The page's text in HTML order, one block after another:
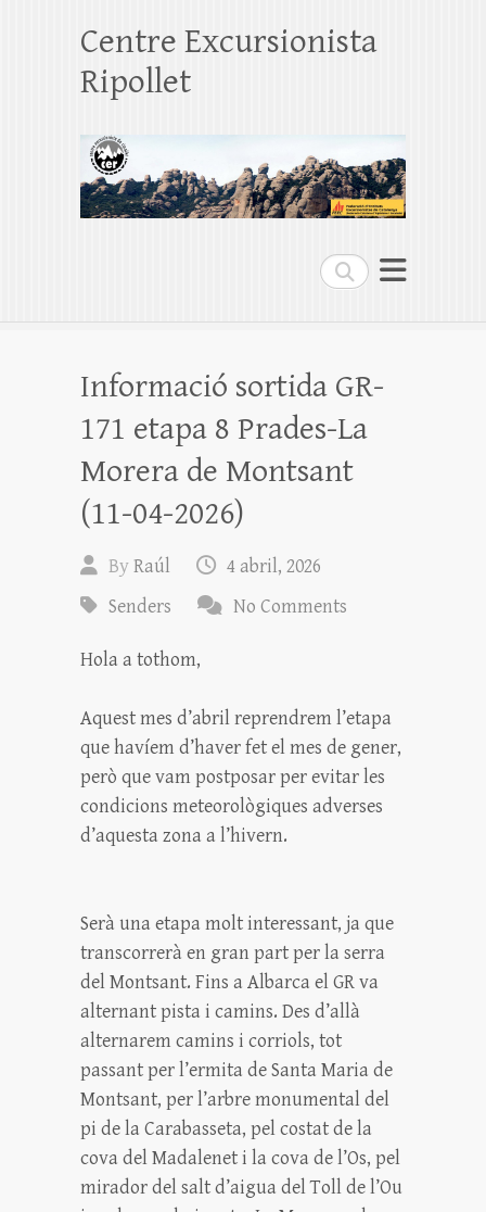
Search
Centre Excursionista
Ripollet
Informació sortida GR-
171 etapa 8 Prades-La
Morera de Montsant
(11-04-2026)
ByRaúl
4 abril, 2026
Senders
No Comments
Hola a tothom,
Aquest mes d’abril reprendrem l’etapa
que havíem d’haver fet el mes de gener,
però que vam postposar per evitar les
condicions meteorològiques adverses
d’aquesta zona a l’hivern.
Serà una etapa molt interessant, ja que
transcorrerà en gran part per la serra
del Montsant. Fins a Albarca el GR va
alternant pista i camins. Des d’allà
alternarem camins i corriols, tot
passant per l’ermita de Santa Maria de
Montsant, per l’arbre monumental del
pi de la Carabasseta, pel costat de la
cova del Madalenet i la cova de l’Os, pel
mirador del salt d’aigua del Toll de l’Ou